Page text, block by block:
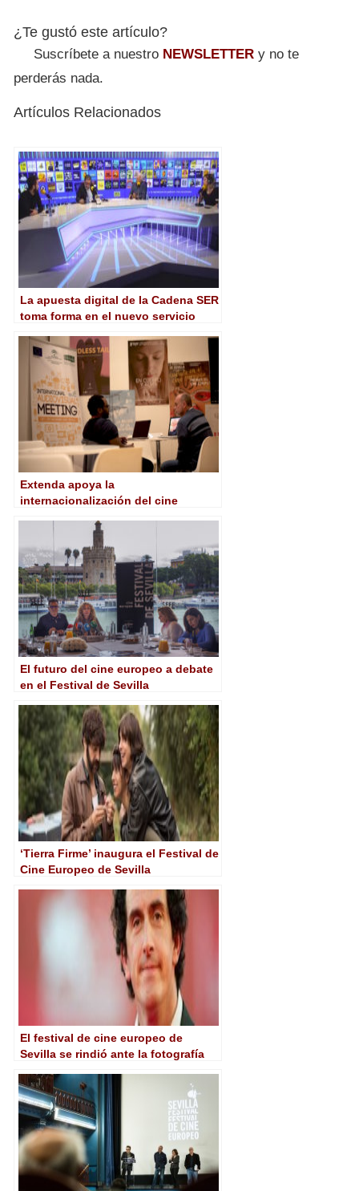
¿Te gustó este artículo?
Suscríbete a nuestro NEWSLETTER y no te
perderás nada.
Artículos Relacionados
La apuesta digital de la Cadena SER
toma forma en el nuevo servicio
Extenda apoya la
internacionalización del cine
El futuro del cine europeo a debate
en el Festival de Sevilla
‘Tierra Firme’ inaugura el Festival de
Cine Europeo de Sevilla
El festival de cine europeo de
Sevilla se rindió ante la fotografía